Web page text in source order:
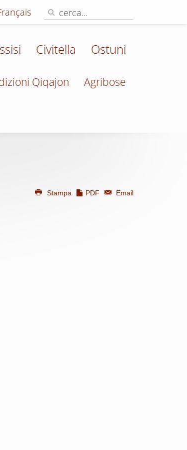
Civitella Ostuni
Qiqajon Agribose
Stampa PDF
Email